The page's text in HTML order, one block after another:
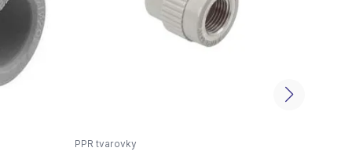
PPR tvarovky